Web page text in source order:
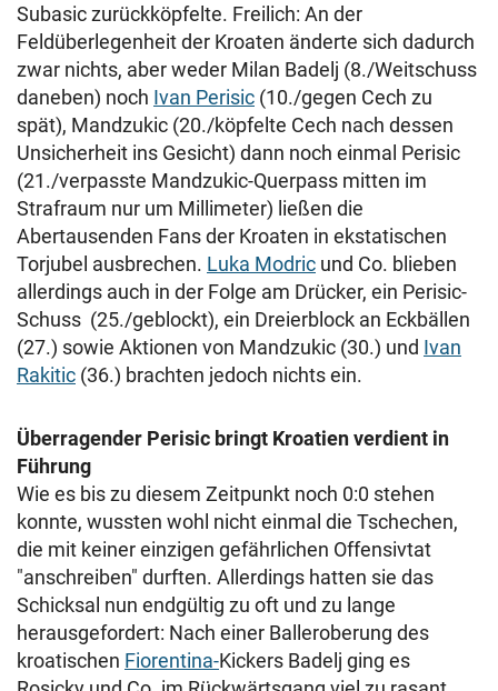
Subasic zurückköpfelte. Freilich: An der
Feldüberlegenheit der Kroaten änderte sich dadurch
zwar nichts, aber weder Milan Badelj (8./Weitschuss
daneben) noch Ivan Perisic (10./gegen Cech zu
spät), Mandzukic (20./köpfelte Cech nach dessen
Unsicherheit ins Gesicht) dann noch einmal Perisic
(21./verpasste Mandzukic-Querpass mitten im
Strafraum nur um Millimeter) ließen die
Abertausenden Fans der Kroaten in ekstatischen
Torjubel ausbrechen. Luka Modric und Co. blieben
allerdings auch in der Folge am Drücker, ein Perisic-
Schuss (25./geblockt), ein Dreierblock an Eckbällen
(27.) sowie Aktionen von Mandzukic (30.) und Ivan
Rakitic (36.) brachten jedoch nichts ein.
Überragender Perisic bringt Kroatien verdient in
Führung
Wie es bis zu diesem Zeitpunkt noch 0:0 stehen
konnte, wussten wohl nicht einmal die Tschechen,
die mit keiner einzigen gefährlichen Offensivtat
"anschreiben" durften. Allerdings hatten sie das
Schicksal nun endgültig zu oft und zu lange
herausgefordert: Nach einer Balleroberung des
kroatischen Fiorentina-Kickers Badelj ging es